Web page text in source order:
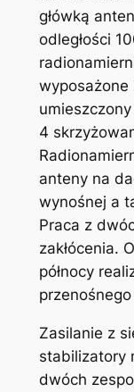
główką
odległości
wyposażone
4
anteny na
wynośnej a
Praca z
zakłócenia.
północy
Zasilanie z
stabilizatory
dwóch